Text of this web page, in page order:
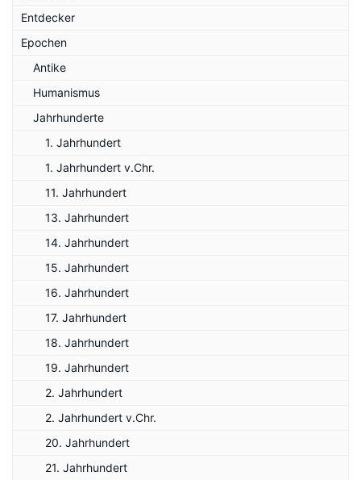
Entdecker
Epochen
Antike
Humanismus
Jahrhunderte
1. Jahrhundert
1. Jahrhundert v.Chr.
11. Jahrhundert
13. Jahrhundert
14. Jahrhundert
15. Jahrhundert
16. Jahrhundert
17. Jahrhundert
18. Jahrhundert
19. Jahrhundert
2. Jahrhundert
2. Jahrhundert v.Chr.
20. Jahrhundert
21. Jahrhundert